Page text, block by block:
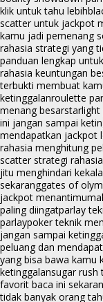
klik untuk tahu lebih
scatter untuk jackpot
kamu jadi pemenang
rahasia strategi yang
panduan lengkap
rahasia keuntungan
terbukti membuat
ketinggalanroulette
menang besarstarlight
ini jangan sampai
mendapatkan jackpot
rahasia menghitung
scatter strategi
jitu menghindari
sekaranggates of
jackpot menantimu
paling diingatparlay
parlaypoker teknik
jangan sampai
peluang dan
yang bisa bawa kamu
ketinggalansugar rush
favorit baca ini
tidak banyak orang